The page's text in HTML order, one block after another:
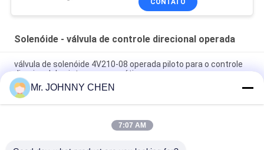
Solenóide - válvula de controle direcional operada
válvula de solenóide 4V210-08 operada piloto para o controle
direcional do sistema pneumático
Itália pilota o solenóide da armadura - válvula de controle
direcional operada
30 milhão tipos válvula da luva de espaçador de Camozzi das
Mr. JOHNNY CHEN
7:07 AM